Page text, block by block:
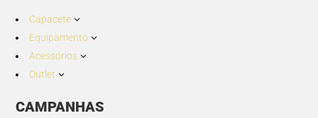
Capacete 3
Equipamento 3
Acessórios 3
Outlet 3
CAMPANHAS